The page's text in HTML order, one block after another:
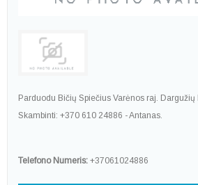
Parduodu Bičių Spiečius Varėnos raj.
Skambinti: +370 610 24886 - Antanas.
Telefono Numeris: +37061024886